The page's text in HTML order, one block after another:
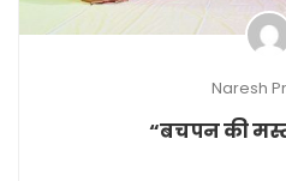
Naresh
“बचपन की